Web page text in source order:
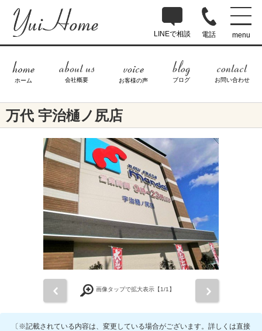
LINEで相談 電話 menu
ホーム 会社概要 お客様の声 ブログ お問い合わせ
万代 宇治樋ノ尻店
画像タップで拡大表示【1/1】
〔※記載されている内容は、変更している場合がございます。詳しくは直接